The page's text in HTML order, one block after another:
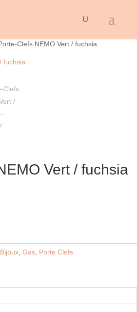
Clefs NEMO Vert / fuchsia
Vert / fuchsia
Bijoux Gas Porte Clefs